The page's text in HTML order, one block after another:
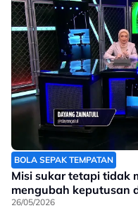
BOLA SEPAK TEMPATAN
Misi sukar tetapi tidak
mengubah keputusan
26/05/2026